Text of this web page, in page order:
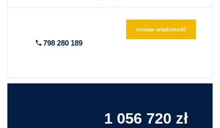
798 280 189
zostaw wiadomość
1 056 720 zł